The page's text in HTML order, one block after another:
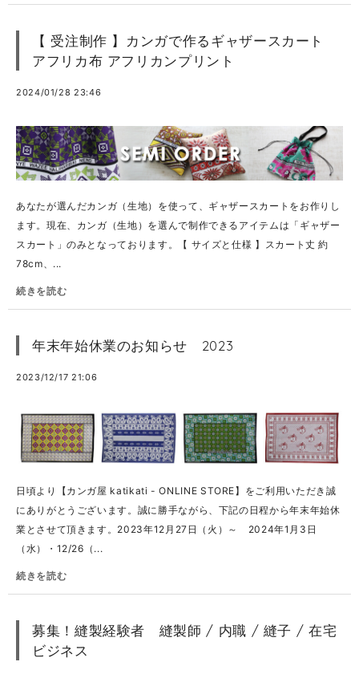
【 受注制作 】カンガで作るギャザースカート
アフリカ布 アフリカンプリント
2024/01/28 23:46
あなたが選んだカンガ（生地）を使って、ギャザースカートをお作りし
ます。現在、カンガ（生地）を選んで制作できるアイテムは「ギャザー
スカート」のみとなっております。【 サイズと仕様 】スカート丈 約
78cm、...
続きを読む
年末年始休業のお知らせ 2023
2023/12/17 21:06
日頃より【カンガ屋 katikati - ONLINE STORE】をご利用いただき誠
にありがとうございます。誠に勝手ながら、下記の日程から年末年始休
業とさせて頂きます。2023年12月27日（火）～ 2024年1月3日
（水）・12/26（...
続きを読む
募集！縫製経験者 縫製師 / 内職 / 縫子 / 在宅
ビジネス